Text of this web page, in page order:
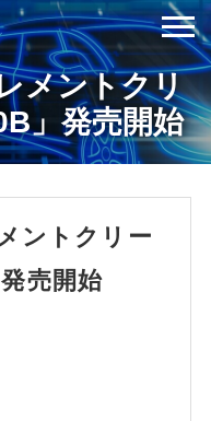
メントクリ
」発売開始
ントクリー
売開始